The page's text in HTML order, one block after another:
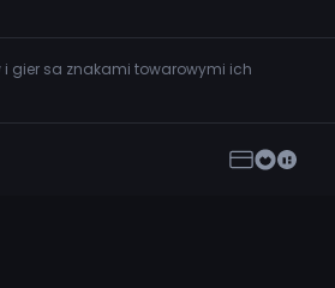
gier sa znakami towarowymi ich